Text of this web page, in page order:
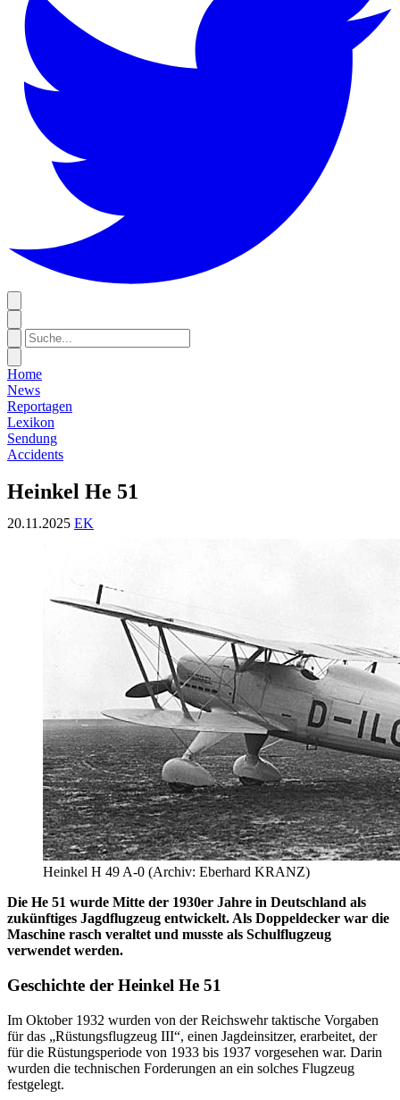
Home
News
Reportagen
Lexikon
Sendung
Accidents
Heinkel He 51
20.11.2025 EK
Heinkel H 49 A-0 (Archiv: Eberhard KRANZ)
Die He 51 wurde Mitte der 1930er Jahre in Deutschland als
zukünftiges Jagdflugzeug entwickelt. Als Doppeldecker war die
Maschine rasch veraltet und musste als Schulflugzeug
verwendet werden.
Geschichte der Heinkel He 51
Im Oktober 1932 wurden von der Reichswehr taktische Vorgaben
für das „Rüstungsflugzeug III“, einen Jagdeinsitzer, erarbeitet, der
für die Rüstungsperiode von 1933 bis 1937 vorgesehen war. Darin
wurden die technischen Forderungen an ein solches Flugzeug
festgelegt.